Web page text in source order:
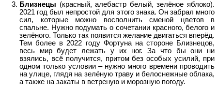
Близнецы (красный, алебастр белый, зелёное яблоко).
2021 год был непростой для этого знака. Он забрал много
сил, которые можно восполнить сменой цветов в
спальне. Нужно подумать о сочетании красного, белого и
зелёного. Только так появится желание двигаться вперёд.
Тем более в 2022 году Фортуна на стороне Близнецов,
весь мир будет лежать у их ног. За что бы они ни
взялись, всё получится, притом без особых усилий, при
одном только условии – нужно много времени проводить
на улице, глядя на зелёную траву и белоснежные облака,
а также на закаты в ветреную и морозную погоду.